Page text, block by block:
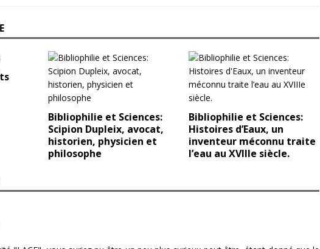
Bibliophilie et Sciences:
Scipion Dupleix, avocat,
historien, physicien et
philosophe
Bibliophilie et Sciences:
Histoires d’Eaux, un
inventeur méconnu traite
l’eau au XVIIIe siècle.